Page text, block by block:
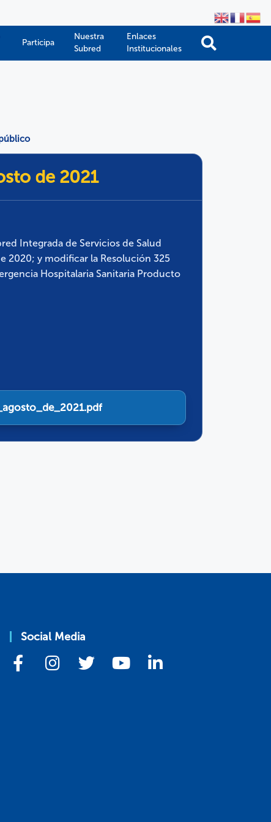
Participa
Nuestra
Subred
Enlaces
Institucionales
de 2021
Integrada de Servicios de Salud
2020; y modificar la Resolución 325
Hospitalaria Sanitaria Producto
Social Media